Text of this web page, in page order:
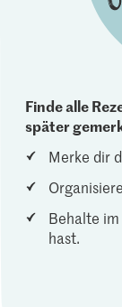
Finde alle
später
Merke dir
Behalte
hast.